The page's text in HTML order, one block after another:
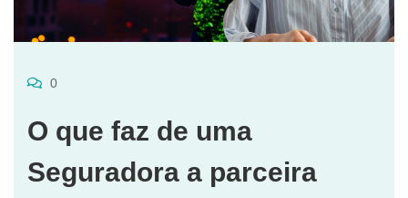
0
O que faz de uma
Seguradora a parceira